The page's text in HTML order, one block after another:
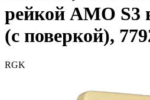
рейкой AMO S3
(с поверкой),
RGK